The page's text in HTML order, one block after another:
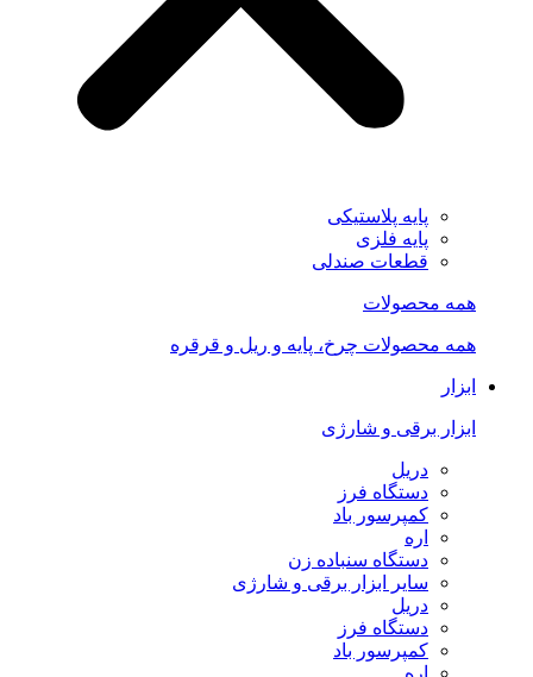
پایه پلاستیکی
پایه فلزی
قطعات صندلی
همه محصولات
همه محصولات چرخ، پایه و ریل و قرقره
ابزار
ابزار برقی و شارژی
دریل
دستگاه فرز
کمپرسور باد
اره
دستگاه سنباده زن
سایر ابزار برقی و شارژی
دریل
دستگاه فرز
کمپرسور باد
اره